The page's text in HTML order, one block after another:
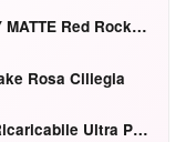
MAC M·A·CXIMAL SILKY MATTE Red Rock mat
Rosa Ciliegia
Hourglass Confession Ricaricabile Ultra Preciso Ad Alta Intensità Secretly Classic Red